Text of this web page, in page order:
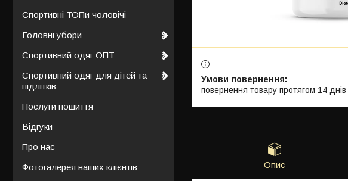
повернення товару протягом 14 днів
Опис
Спортивні ТОПи чоловічі
Головні убори
Спортивний одяг ОПТ
Спортивний одяг для дітей та
підлітків
Послуги пошиття
Відгуки
Про нас
Фотогалерея наших клієнтів